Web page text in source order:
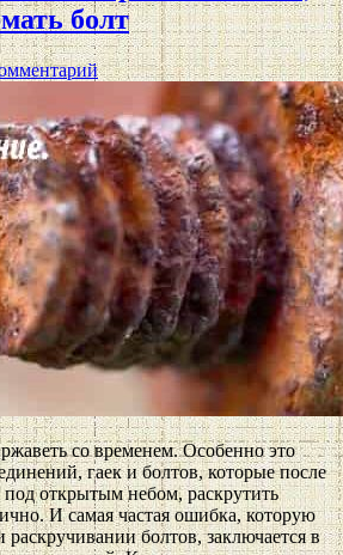
болт
со временем. Особенно это
гаек и болтов, которые после
под открытым небом, раскрутить
И самая частая ошибка, которую
болтов, заключается в